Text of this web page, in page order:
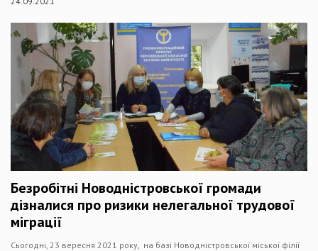
Безробітні Новодністровської громади
дізналися про ризики нелегальної трудової
міграції
Сьогодні, 23 вересня 2021 року, на базі Новодністровської міської філії